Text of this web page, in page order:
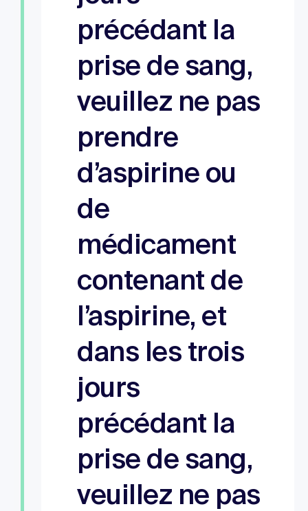
précédant la
prise de sang,
veuillez ne pas
prendre
d’aspirine ou
de
médicament
contenant de
l’aspirine, et
dans les trois
jours
précédant la
prise de sang,
veuillez ne pas